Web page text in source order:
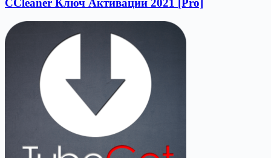
CCleaner Ключ Активации 2021 [Pro]